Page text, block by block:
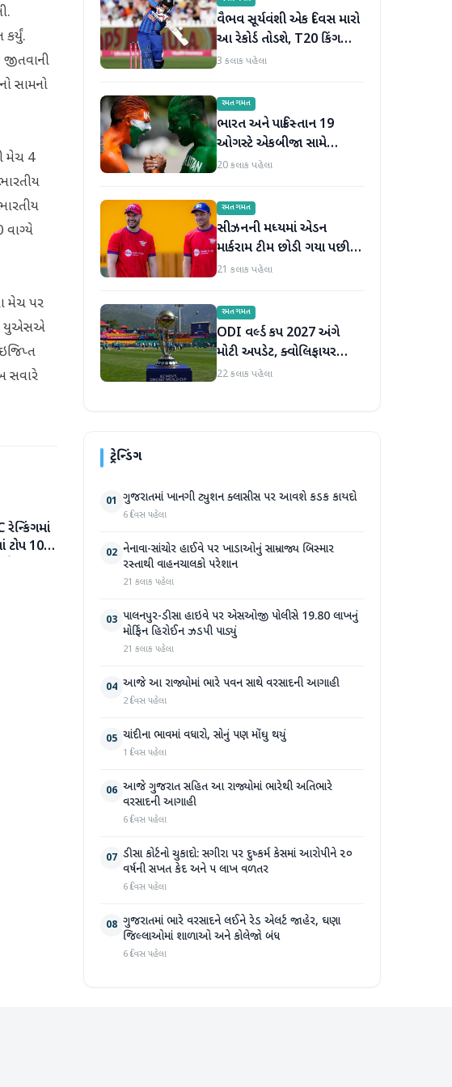
સામનો
મેચ 4
વાગ્યે
મેચ પર
યુએસએ
સવારે
10માં
વૈભવ સૂર્યવંશી એક દિવસ મારો
આ રેકોર્ડ તોડશે, T20 કિંગ
બન્યા પછી જોસ બટલરની
3 કલાક પહેલા
રમતગમત
ભારત અને પાકિસ્તાન 19
ઓગસ્ટે એકબીજા સામે
ટકરાશે, હોકી વર્લ્ડ કપ માટે
20 કલાક પહેલા
રમતગમત
સીઝનની મધ્યમાં એડન
માર્કરામ ટીમ છોડી ગયા પછી
જોસ બટલરે સુપર જાયન્ટ્સ
21 કલાક પહેલા
રમતગમત
ODI વર્લ્ડ કપ 2027 અંગે
મોટી અપડેટ, ક્વોલિફાયર
તારીખો જાહેર
22 કલાક પહેલા
ટ્રેન્ડિંગ
01 ગુજરાતમાં ખાનગી ટ્યુશન ક્લાસીસ પર આવશે કડક કાયદો
6 દિવસ પહેલા
02 નેનાવા-સાંચોર હાઈવે પર ખાડાઓનું સામ્રાજ્ય બિસ્માર
રસ્તાથી વાહનચાલકો પરેશાન
21 કલાક પહેલા
03 પાલનપુર-ડીસા હાઇવે પર એસઓજી પોલીસે 19.80 લાખનું
મોર્ફિન હિરોઈન ઝડપી પાડ્યું
21 કલાક પહેલા
04 આજે આ રાજ્યોમાં ભારે પવન સાથે વરસાદની આગાહી
2 દિવસ પહેલા
05 ચાંદીના ભાવમાં વધારો, સોનું પણ મોંઘુ થયું
1 દિવસ પહેલા
06 આજે ગુજરાત સહિત આ રાજ્યોમાં ભારેથી અતિભારે
વરસાદની આગાહી
6 દિવસ પહેલા
07 ડીસા કોર્ટનો ચુકાદો: સગીરા પર દુષ્કર્મ કેસમાં આરોપીને ૨૦
વર્ષની સખત કેદ અને ૫ લાખ વળતર
6 દિવસ પહેલા
08 ગુજરાતમાં ભારે વરસાદને લઈને રેડ એલર્ટ જાહેર, ઘણા
જિલ્લાઓમાં શાળાઓ અને કોલેજો બંધ
6 દિવસ પહેલા